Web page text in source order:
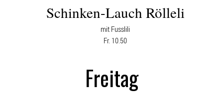
Schinken-Lauch Rölleli
mit Fusslili
Fr. 10.50
Freitag